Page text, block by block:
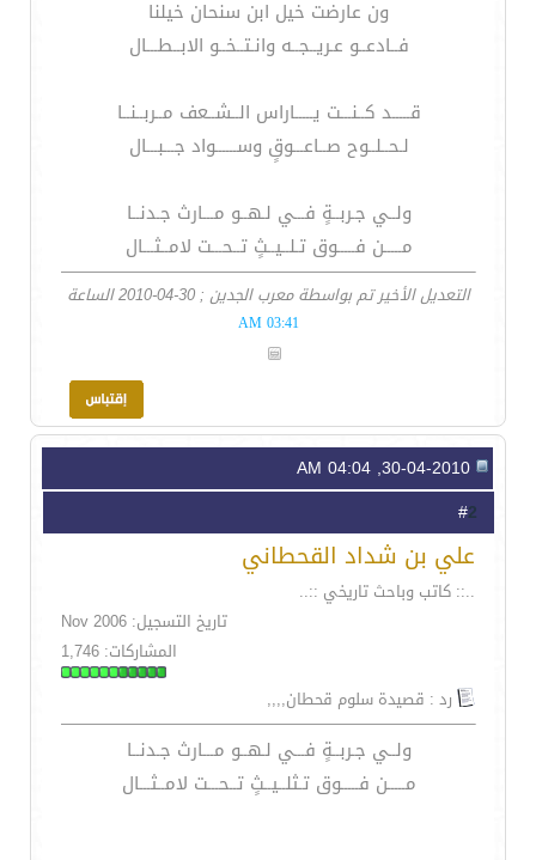
ون عارضت خيل ابن سنحان خيلنا
فــادعــو عـريــجــه وانـتــخــو الابــطـــال
قـــــد كــنـــت يـــــاراس الــشــعف مــربــنــا
لـحــلــوح صــاعـــوقٍ وســــــواد جـــبـــال
ولــي جـربــةٍ فـــي لـهــو مـــارث جـدنــا
مـــــن فـــــوق تـلــيــثٍ تــحـــت لامــثـــال
التعديل الأخير تم بواسطة معرب الجدين ; 30-04-2010 الساعة
03:41 AM
2
علي بن شداد القحطاني
..:: كاتب وباحث تاريخي ::..
تاريخ التسجيل: Nov 2006
المشاركات: 1,746
رد : قصيدة سلوم قحطان,,,,
ولــي جـربــةٍ فـــي لـهــو مـــارث جـدنــا
مـــــن فـــــوق تـثلــيــثٍ تــحـــت لامــثـــال